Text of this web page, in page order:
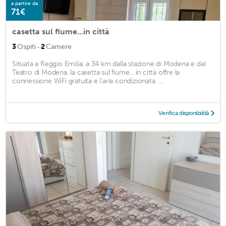
a partire da
71€
casetta sul fiume...in città
3Ospiti · 2Camere
Situata a Reggio Emilia, a 34 km dalla stazione di Modena e dal
Teatro di Modena, la casetta sul fiume... in città offre la
connessione WiFi gratuita e l'aria condizionata. ...
Verifica disponibilità